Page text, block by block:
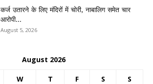
कर्ज उतारने के लिए मंदिरों में चोरी, नाबालिग समेत चार
आरोपी...
August 5, 2026
August 2026
W T F S S